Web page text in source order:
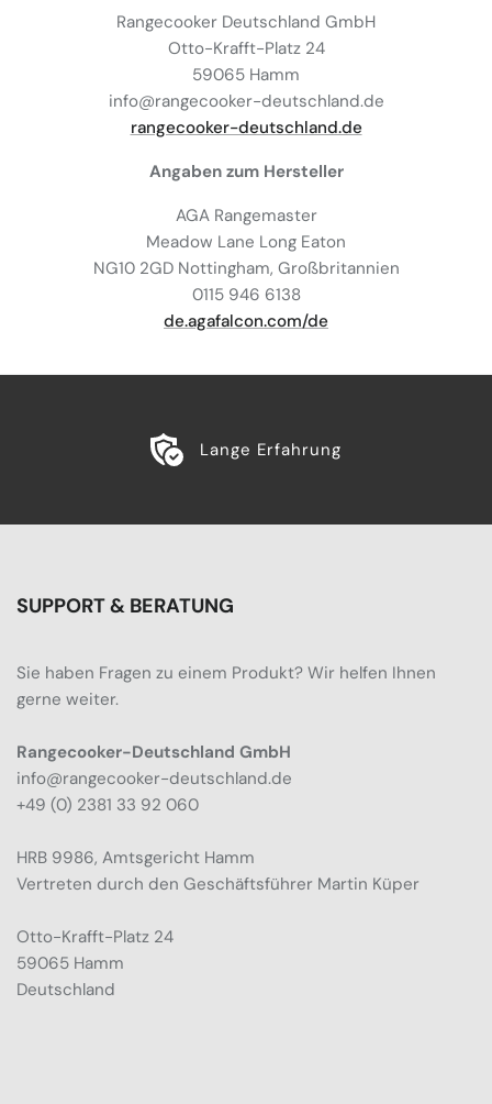
Rangecooker Deutschland GmbH
Otto-Krafft-Platz 24
59065 Hamm
info@rangecooker-deutschland.de
rangecooker-deutschland.de
Angaben zum Hersteller
AGA Rangemaster
Meadow Lane Long Eaton
NG10 2GD Nottingham, Großbritannien
0115 946 6138
de.agafalcon.com/de
Lange Erfahrung
SUPPORT & BERATUNG
Sie haben Fragen zu einem Produkt? Wir helfen Ihnen
gerne weiter.
Rangecooker-Deutschland GmbH
info@rangecooker-deutschland.de
+49 (0) 2381 33 92 060
HRB 9986, Amtsgericht Hamm
Vertreten durch den Geschäftsführer Martin Küper
Otto-Krafft-Platz 24
59065 Hamm
Deutschland